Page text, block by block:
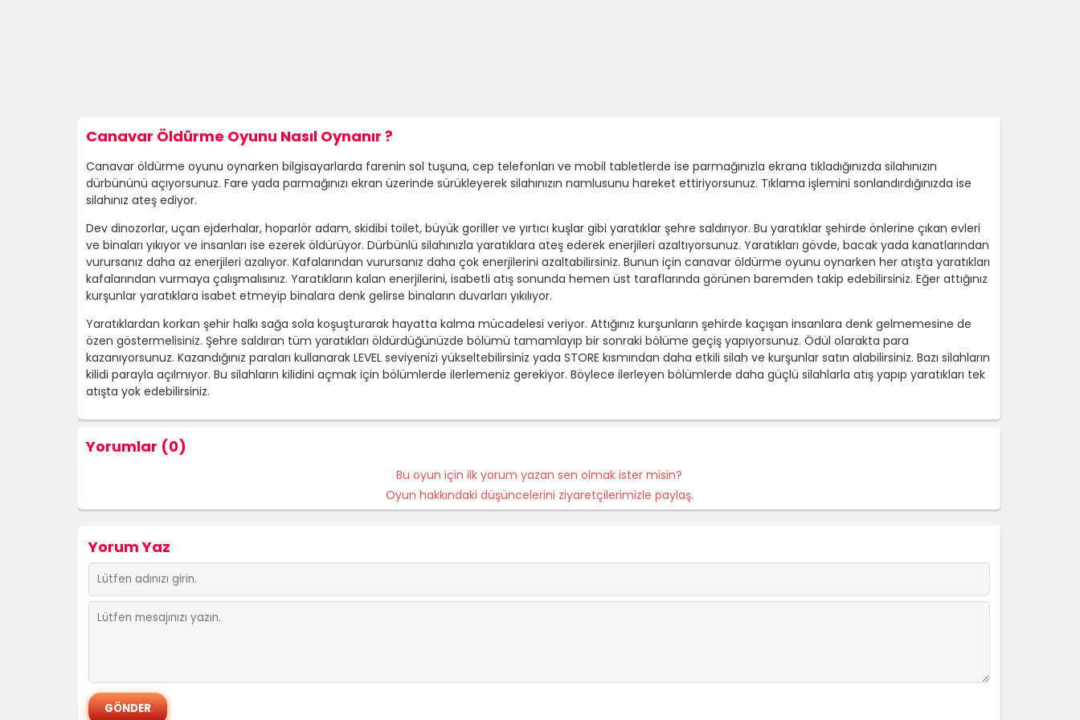
Canavar Öldürme Oyunu Nasıl Oynanır ?
Canavar öldürme oyunu oynarken bilgisayarlarda farenin sol tuşuna, cep telefonları ve mobil tabletlerde ise parmağınızla ekrana tıkladığınızda silahınızın
dürbününü açıyorsunuz. Fare yada parmağınızı ekran üzerinde sürükleyerek silahınızın namlusunu hareket ettiriyorsunuz. Tıklama işlemini sonlandırdığınızda ise
silahınız ateş ediyor.
Dev dinozorlar, uçan ejderhalar, hoparlör adam, skidibi toilet, büyük goriller ve yırtıcı kuşlar gibi yaratıklar şehre saldırıyor. Bu yaratıklar şehirde önlerine çıkan evleri
ve binaları yıkıyor ve insanları ise ezerek öldürüyor. Dürbünlü silahınızla yaratıklara ateş ederek enerjileri azaltıyorsunuz. Yaratıkları gövde, bacak yada kanatlarından
vurursanız daha az enerjileri azalıyor. Kafalarından vurursanız daha çok enerjilerini azaltabilirsiniz. Bunun için canavar öldürme oyunu oynarken her atışta yaratıkları
kafalarından vurmaya çalışmalısınız. Yaratıkların kalan enerjilerini, isabetli atış sonunda hemen üst taraflarında görünen baremden takip edebilirsiniz. Eğer attığınız
kurşunlar yaratıklara isabet etmeyip binalara denk gelirse binaların duvarları yıkılıyor.
Yaratıklardan korkan şehir halkı sağa sola koşuşturarak hayatta kalma mücadelesi veriyor. Attığınız kurşunların şehirde kaçışan insanlara denk gelmemesine de
özen göstermelisiniz. Şehre saldıran tüm yaratıkları öldürdüğünüzde bölümü tamamlayıp bir sonraki bölüme geçiş yapıyorsunuz. Ödül olarakta para
kazanıyorsunuz. Kazandığınız paraları kullanarak LEVEL seviyenizi yükseltebilirsiniz yada STORE kısmından daha etkili silah ve kurşunlar satın alabilirsiniz. Bazı silahların
kilidi parayla açılmıyor. Bu silahların kilidini açmak için bölümlerde ilerlemeniz gerekiyor. Böylece ilerleyen bölümlerde daha güçlü silahlarla atış yapıp yaratıkları tek
atışta yok edebilirsiniz.
Yorumlar (0)
Bu oyun için ilk yorum yazan sen olmak ister misin?
Oyun hakkındaki düşüncelerini ziyaretçilerimizle paylaş.
Yorum Yaz